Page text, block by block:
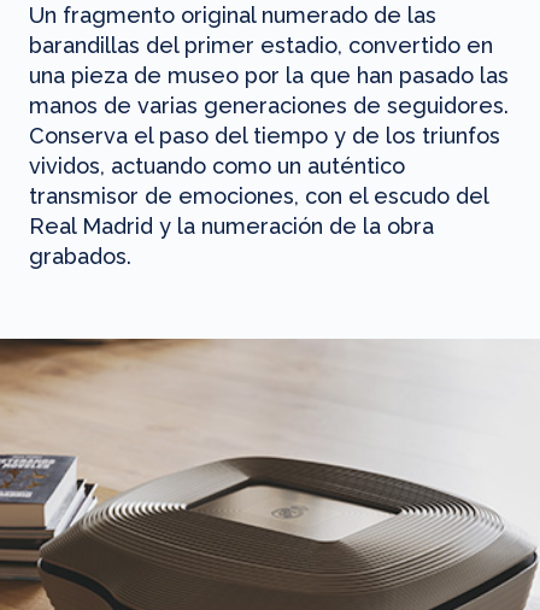
Un fragmento original numerado de las
barandillas del primer estadio, convertido en
una pieza de museo por la que han pasado las
manos de varias generaciones de seguidores.
Conserva el paso del tiempo y de los triunfos
vividos, actuando como un auténtico
transmisor de emociones, con el escudo del
Real Madrid y la numeración de la obra
grabados.